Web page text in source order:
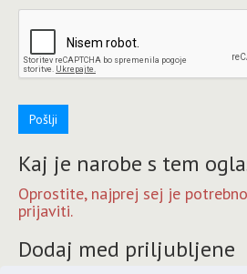
Pošlji
Kaj je narobe s tem
Oprostite, najprej sej je
prijaviti.
Dodaj med priljubljene